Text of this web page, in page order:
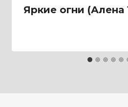
Яркие огни